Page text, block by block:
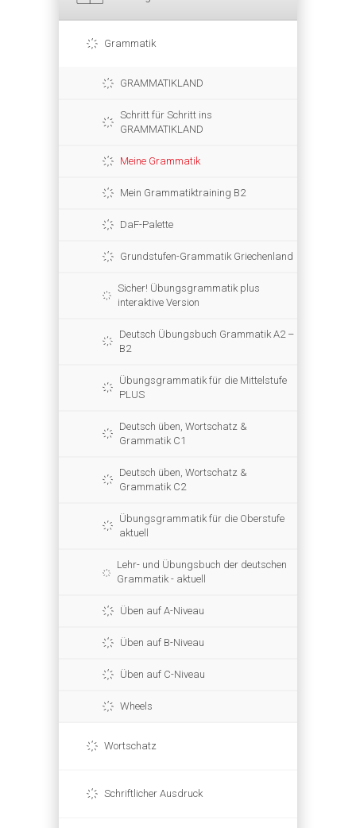
Grammatik
GRAMMATIKLAND
Schritt für Schritt ins
GRAMMATIKLAND
Meine Grammatik
Mein Grammatiktraining B2
DaF-Palette
Grundstufen-Grammatik Griechenland
Sicher! Übungsgrammatik plus
interaktive Version
Deutsch Übungsbuch Grammatik A2 –
B2
Übungsgrammatik für die Mittelstufe
PLUS
Deutsch üben, Wortschatz &
Grammatik C1
Deutsch üben, Wortschatz &
Grammatik C2
Übungsgrammatik für die Oberstufe
aktuell
Lehr- und Übungsbuch der deutschen
Grammatik - aktuell
Üben auf A-Niveau
Üben auf B-Niveau
Üben auf C-Niveau
Wheels
Wortschatz
Schriftlicher Ausdruck